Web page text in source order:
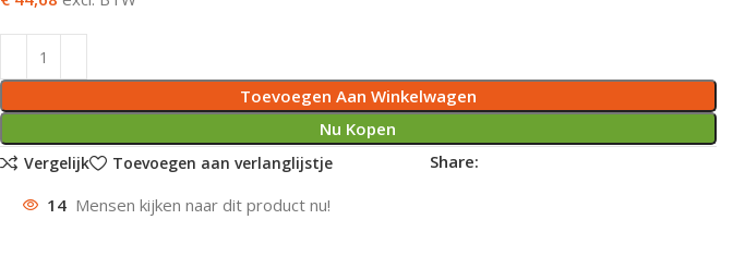
Toevoegen Aan Winkelwagen
Nu Kopen
Vergelijk Toevoegen aan verlanglijstje Share:
14 Mensen kijken naar dit product nu!